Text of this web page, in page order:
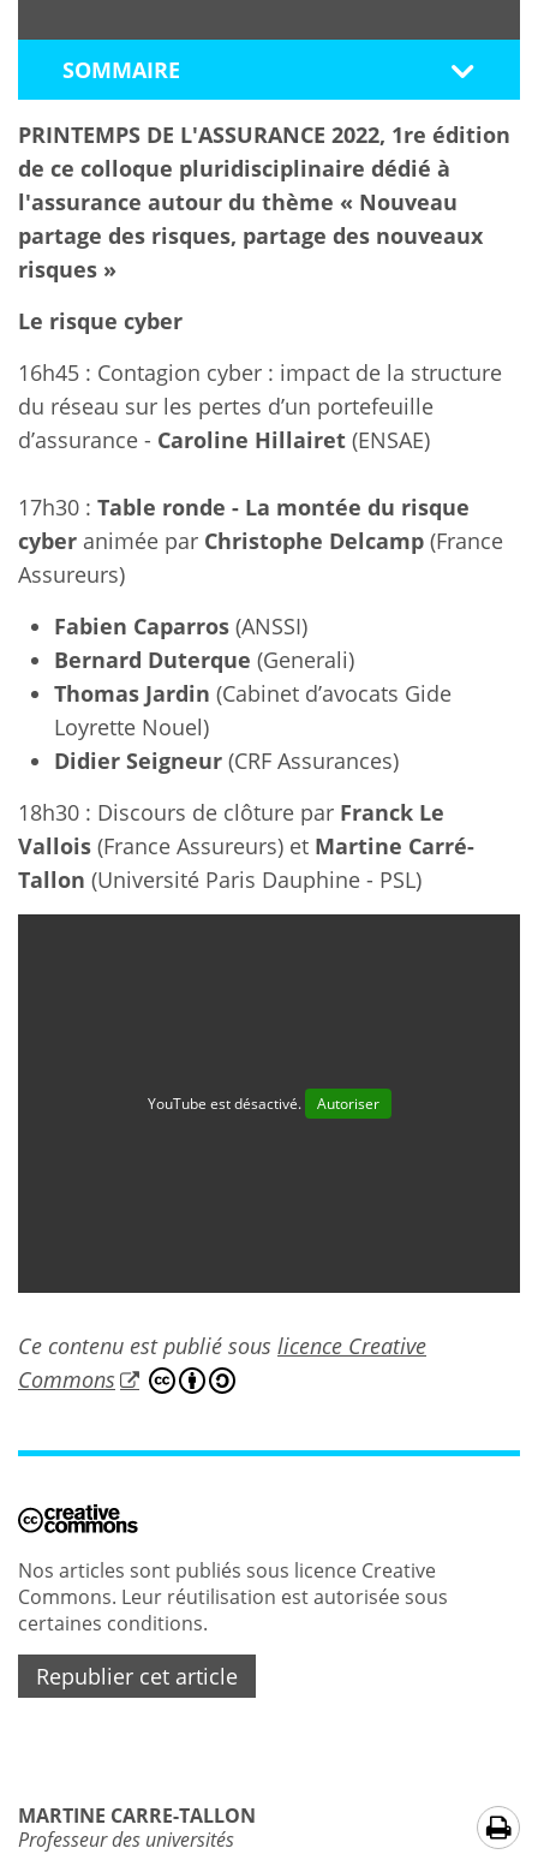
SOMMAIRE
PRINTEMPS DE L'ASSURANCE 2022, 1re édition
de ce colloque pluridisciplinaire dédié à
l'assurance autour du thème « Nouveau
partage des risques, partage des nouveaux
risques »
Le risque cyber
16h45 : Contagion cyber : impact de la structure
du réseau sur les pertes d’un portefeuille
d’assurance - Caroline Hillairet (ENSAE)
17h30 : Table ronde - La montée du risque
cyber animée par Christophe Delcamp (France
Assureurs)
Fabien Caparros (ANSSI)
Bernard Duterque (Generali)
Thomas Jardin (Cabinet d’avocats Gide
Loyrette Nouel)
Didier Seigneur (CRF Assurances)
18h30 : Discours de clôture par Franck Le
Vallois (France Assureurs) et Martine Carré-
Tallon (Université Paris Dauphine - PSL)
YouTube est désactivé. Autoriser
Ce contenu est publié sous licence Creative
Commons
Nos articles sont publiés sous licence Creative
Commons. Leur réutilisation est autorisée sous
certaines conditions.
Republier cet article
MARTINE CARRE-TALLON
Professeur des universités